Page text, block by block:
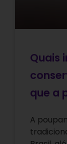
Quais
que a
A